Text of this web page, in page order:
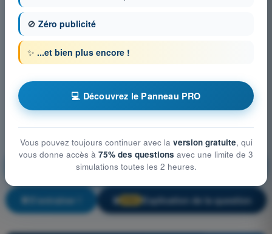
Droit aérien et procédures du contrôle de la
circulation aérienne
S'entraîner ! 🔒 Explication de la question
🚫 Zéro publicité
✨ ...et bien plus encore !
💻 Découvrez le Panneau PRO
Vous pouvez toujours continuer avec la version gratuite, qui
vous donne accès à 75% des questions avec une limite de 3
simulations toutes les 2 heures.